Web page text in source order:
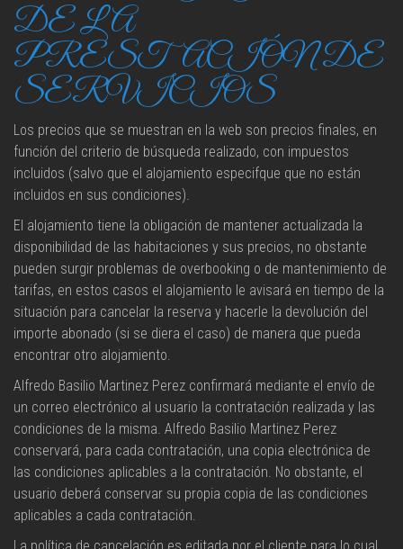
DE LA
PRESTACIÓN DE
SERVICIOS
Los precios que se muestran en la web son precios finales, en
función del criterio de búsqueda realizado, con impuestos
incluidos (salvo que el alojamiento especifque que no están
incluidos en sus condiciones).
El alojamiento tiene la obligación de mantener actualizada la
disponibilidad de las habitaciones y sus precios, no obstante
pueden surgir problemas de overbooking o de mantenimiento de
tarifas, en estos casos el alojamiento le avisará en tiempo de la
situación para cancelar la reserva y hacerle la devolución del
importe abonado (si se diera el caso) de manera que pueda
encontrar otro alojamiento.
Alfredo Basilio Martinez Perez confirmará mediante el envío de
un correo electrónico al usuario la contratación realizada y las
condiciones de la misma. Alfredo Basilio Martinez Perez
conservará, para cada contratación, una copia electrónica de
las condiciones aplicables a la contratación. No obstante, el
usuario deberá conservar su propia copia de las condiciones
aplicables a cada contratación.